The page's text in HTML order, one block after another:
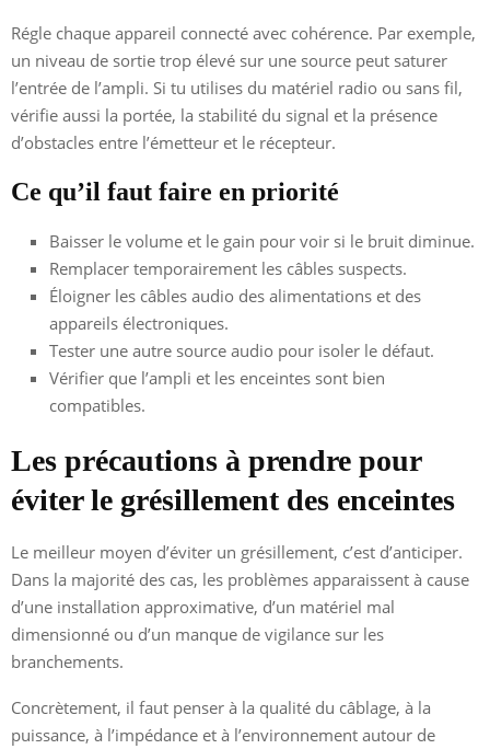
Régle chaque appareil connecté avec cohérence. Par exemple,
un niveau de sortie trop élevé sur une source peut saturer
l’entrée de l’ampli. Si tu utilises du matériel radio ou sans fil,
vérifie aussi la portée, la stabilité du signal et la présence
d’obstacles entre l’émetteur et le récepteur.
Ce qu’il faut faire en priorité
Baisser le volume et le gain pour voir si le bruit diminue.
Remplacer temporairement les câbles suspects.
Éloigner les câbles audio des alimentations et des
appareils électroniques.
Tester une autre source audio pour isoler le défaut.
Vérifier que l’ampli et les enceintes sont bien
compatibles.
Les précautions à prendre pour
éviter le grésillement des enceintes
Le meilleur moyen d’éviter un grésillement, c’est d’anticiper.
Dans la majorité des cas, les problèmes apparaissent à cause
d’une installation approximative, d’un matériel mal
dimensionné ou d’un manque de vigilance sur les
branchements.
Concrètement, il faut penser à la qualité du câblage, à la
puissance, à l’impédance et à l’environnement autour de